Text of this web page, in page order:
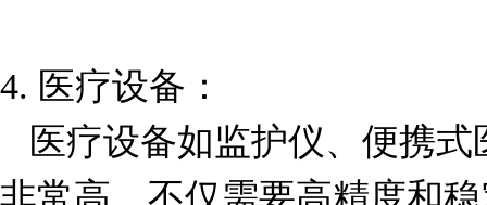
4. 医疗设备：
非常高，不仅需要高精度和